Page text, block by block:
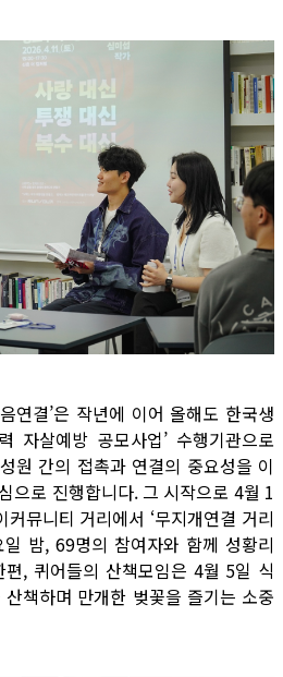
연결’은 작년에 이어 올해도 한국생
자살예방 공모사업’ 수행기관으로
원 간의 접촉과 연결의 중요성을 이
으로 진행합니다. 그 시작으로 4월 1
뮤니티 거리에서 ‘무지개연결 거리
일 밤, 69명의 참여자와 함께 성황리
, 퀴어들의 산책모임은 4월 5일 식
책하며 만개한 벚꽃을 즐기는 소중